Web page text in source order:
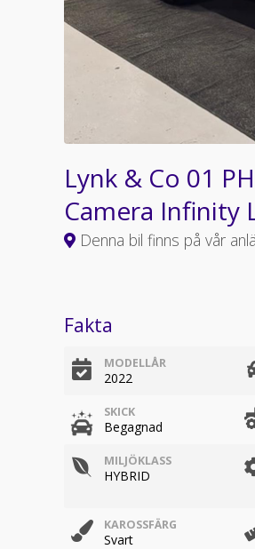
Lynk & Co 01
Camera Infinity
Denna bil finns på vår
Fakta
MODELLÅR
2022
SKICK
Begagnad
MILJÖKLASS
HYBRID
KAROSSFÄRG
Svart